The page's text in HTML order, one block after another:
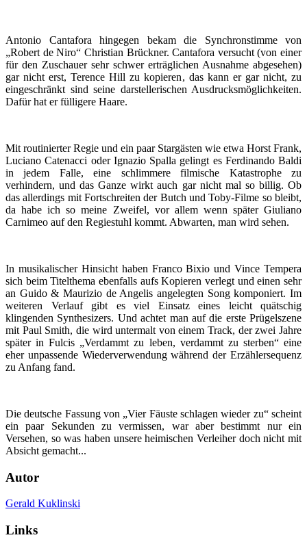
Antonio Cantafora hingegen bekam die Synchronstimme von
„Robert de Niro“ Christian Brückner. Cantafora versucht (von einer
für den Zuschauer sehr schwer erträglichen Ausnahme abgesehen)
gar nicht erst, Terence Hill zu kopieren, das kann er gar nicht, zu
eingeschränkt sind seine darstellerischen Ausdrucksmöglichkeiten.
Dafür hat er fülligere Haare.
Mit routinierter Regie und ein paar Stargästen wie etwa Horst Frank,
Luciano Catenacci oder Ignazio Spalla gelingt es Ferdinando Baldi
in jedem Falle, eine schlimmere filmische Katastrophe zu
verhindern, und das Ganze wirkt auch gar nicht mal so billig. Ob
das allerdings mit Fortschreiten der Butch und Toby-Filme so bleibt,
da habe ich so meine Zweifel, vor allem wenn später Giuliano
Carnimeo auf den Regiestuhl kommt. Abwarten, man wird sehen.
In musikalischer Hinsicht haben Franco Bixio und Vince Tempera
sich beim Titelthema ebenfalls aufs Kopieren verlegt und einen sehr
an Guido & Maurizio de Angelis angelegten Song komponiert. Im
weiteren Verlauf gibt es viel Einsatz eines leicht quätschig
klingenden Synthesizers. Und achtet man auf die erste Prügelszene
mit Paul Smith, die wird untermalt von einem Track, der zwei Jahre
später in Fulcis „Verdammt zu leben, verdammt zu sterben“ eine
eher unpassende Wiederverwendung während der Erzählersequenz
zu Anfang fand.
Die deutsche Fassung von „Vier Fäuste schlagen wieder zu“ scheint
ein paar Sekunden zu vermissen, war aber bestimmt nur ein
Versehen, so was haben unsere heimischen Verleiher doch nicht mit
Absicht gemacht...
Autor
Gerald Kuklinski
Links